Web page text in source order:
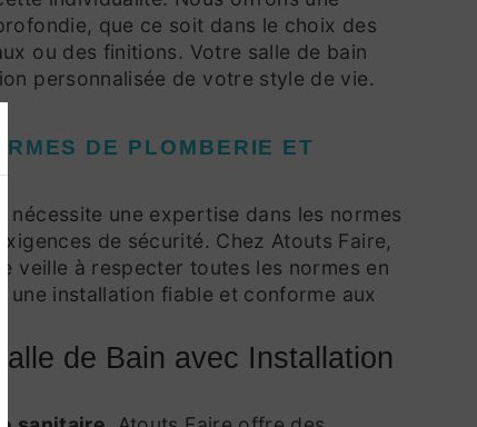
que ce soit dans le choix des
ou des finitions. Votre salle de bain
personnalisée de votre style de vie.
DE PLOMBERIE ET
nécessite une expertise dans les normes
de sécurité. Chez Atouts Faire,
veille à respecter toutes les normes en
une installation fiable et conforme aux
de Bain avec Installation